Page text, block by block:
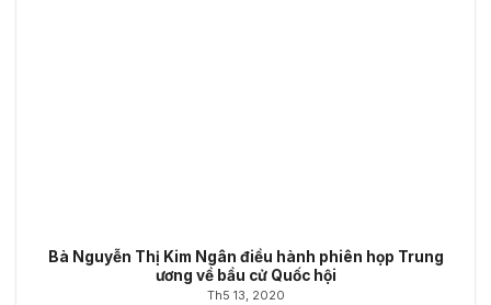
Bà Nguyễn Thị Kim Ngân điều hành phiên họp Trung
ương về bầu cử Quốc hội
Th5 13, 2020